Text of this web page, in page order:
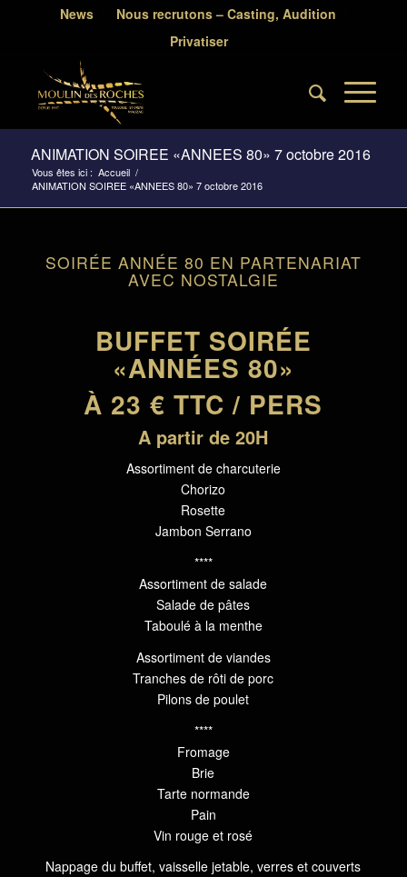
News
Nous recrutons – Casting, Audition
Privatiser
ANIMATION SOIREE «ANNEES 80» 7 octobre 2016
Vous êtes ici : Accueil /
ANIMATION SOIREE «ANNEES 80» 7 octobre 2016
SOIRÉE ANNÉE 80 EN PARTENARIAT
AVEC NOSTALGIE
BUFFET SOIRÉE
«ANNÉES 80»
À 23 € TTC / PERS
A partir de 20H
Assortiment de charcuterie
Chorizo
Rosette
Jambon Serrano
****
Assortiment de salade
Salade de pâtes
Taboulé à la menthe
Assortiment de viandes
Tranches de rôti de porc
Pilons de poulet
****
Fromage
Brie
Tarte normande
Pain
Vin rouge et rosé
Nappage du buffet, vaisselle jetable, verres et couverts